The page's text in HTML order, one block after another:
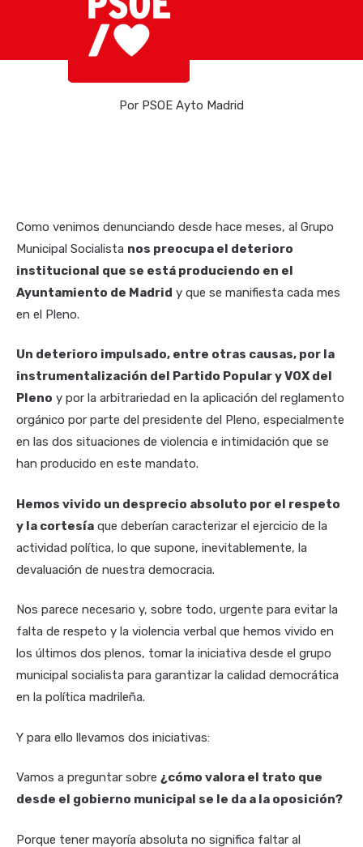
Por PSOE Ayto Madrid
Como venimos denunciando desde hace meses, al Grupo
Municipal Socialista nos preocupa el deterioro
institucional que se está produciendo en el
Ayuntamiento de Madrid y que se manifiesta cada mes
en el Pleno.
Un deterioro impulsado, entre otras causas, por la
instrumentalización del Partido Popular y VOX del
Pleno y por la arbitrariedad en la aplicación del reglamento
orgánico por parte del presidente del Pleno, especialmente
en las dos situaciones de violencia e intimidación que se
han producido en este mandato.
Hemos vivido un desprecio absoluto por el respeto
y la cortesía que deberían caracterizar el ejercicio de la
actividad política, lo que supone, inevitablemente, la
devaluación de nuestra democracia.
Nos parece necesario y, sobre todo, urgente para evitar la
falta de respeto y la violencia verbal que hemos vivido en
los últimos dos plenos, tomar la iniciativa desde el grupo
municipal socialista para garantizar la calidad democrática
en la política madrileña.
Y para ello llevamos dos iniciativas:
Vamos a preguntar sobre ¿cómo valora el trato que
desde el gobierno municipal se le da a la oposición?
Porque tener mayoría absoluta no significa faltar al